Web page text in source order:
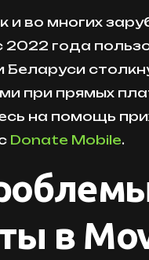
и во многих
2022 года
Беларуси
при прямых
на помощь
Donate Mobile.
в